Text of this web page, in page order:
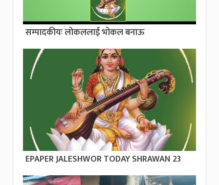
सम्पादकीयः लोकललाई भोकल बनाऊ
EPAPER JALESHWOR TODAY SHRAWAN 23